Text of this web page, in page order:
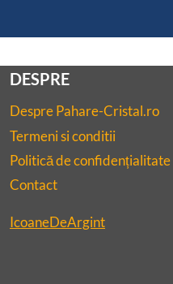
DESPRE
Despre Pahare-Cristal.ro
Termeni si conditii
Politică de confidențialitate
Contact
IcoaneDeArgint